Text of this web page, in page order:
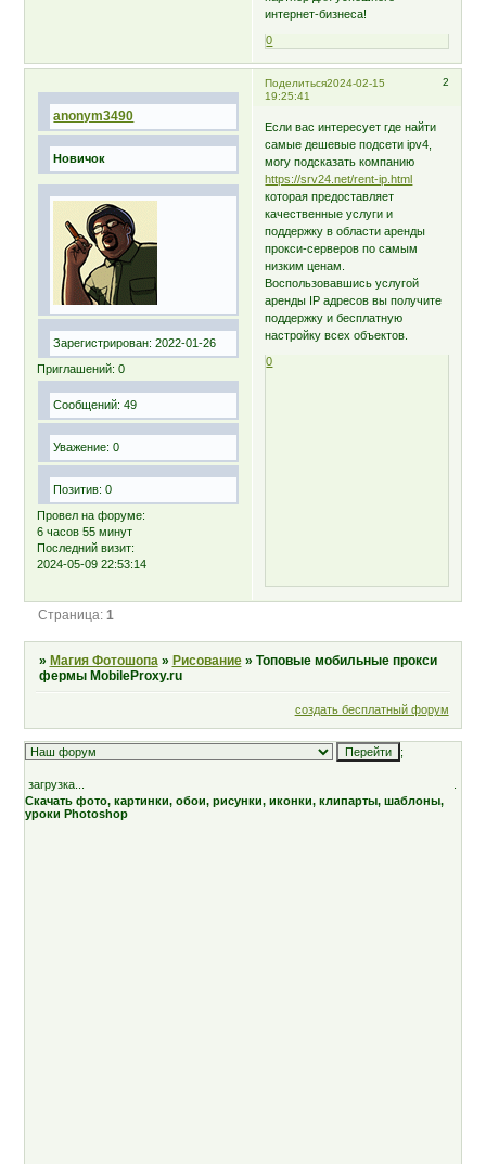
интернет-бизнеса!
0
Поделиться 2
2024-02-15
19:25:41
anonym3490
Новичок
Зарегистрирован: 2022-01-26
Приглашений: 0
Сообщений: 49
Уважение: 0
Позитив: 0
Провел на форуме:
6 часов 55 минут
Последний визит:
2024-05-09 22:53:14
Если вас интересует где найти
самые дешевые подсети ipv4,
могу подсказать компанию
https://srv24.net/rent-ip.html
которая предоставляет
качественные услуги и
поддержку в области аренды
прокси-серверов по самым
низким ценам.
Воспользовавшись услугой
аренды IP адресов вы получите
поддержку и бесплатную
настройку всех объектов.
0
Страница: 1
» Магия Фотошопа » Рисование » Топовые мобильные прокси
фермы MobileProxy.ru
создать бесплатный форум
;
загрузка...
Скачать фото, картинки, обои, рисунки, иконки, клипарты, шаблоны,
уроки Photoshop